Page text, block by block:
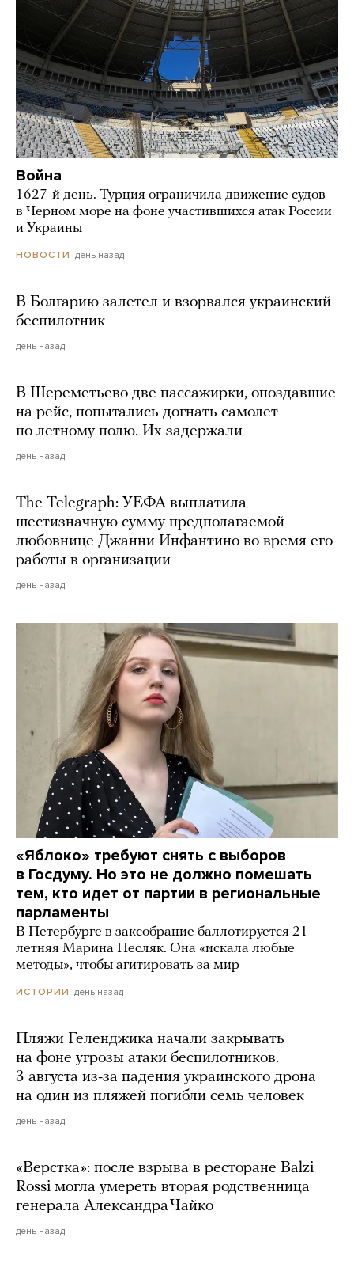
Война
1627-й день. Турция ограничила движение судов
в Черном море на фоне участившихся атак России
и Украины
НОВОСТИ день назад
В Болгарию залетел и взорвался украинский
беспилотник
день назад
В Шереметьево две пассажирки, опоздавшие
на рейс, попытались догнать самолет
по летному полю. Их задержали
день назад
The Telegraph: УЕФА выплатила
шестизначную сумму предполагаемой
любовнице Джанни Инфантино во время его
работы в организации
день назад
«Яблоко» требуют снять с выборов
в Госдуму. Но это не должно помешать
тем, кто идет от партии в региональные
парламенты
В Петербурге в заксобрание баллотируется 21-
летняя Марина Песляк. Она «искала любые
методы», чтобы агитировать за мир
ИСТОРИИ день назад
Пляжи Геленджика начали закрывать
на фоне угрозы атаки беспилотников.
3 августа из-за падения украинского дрона
на один из пляжей погибли семь человек
день назад
«Верстка»: после взрыва в ресторане Balzi
Rossi могла умереть вторая родственница
генерала Александра Чайко
день назад